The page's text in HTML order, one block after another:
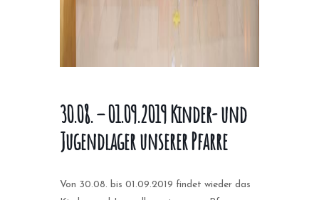
30.08. – 01.09.2019 Kinder- und
Jugendlager unserer Pfarre
Von 30.08. bis 01.09.2019 findet wieder das